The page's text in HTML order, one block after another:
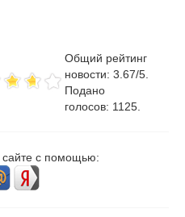
Общий рейтинг
новости: 3.67/5.
Подано
голосов: 1125.
сайте с помощью: